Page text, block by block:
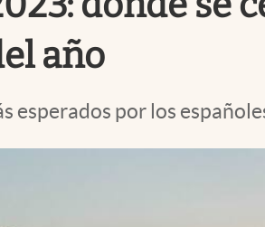
año
esperados por los